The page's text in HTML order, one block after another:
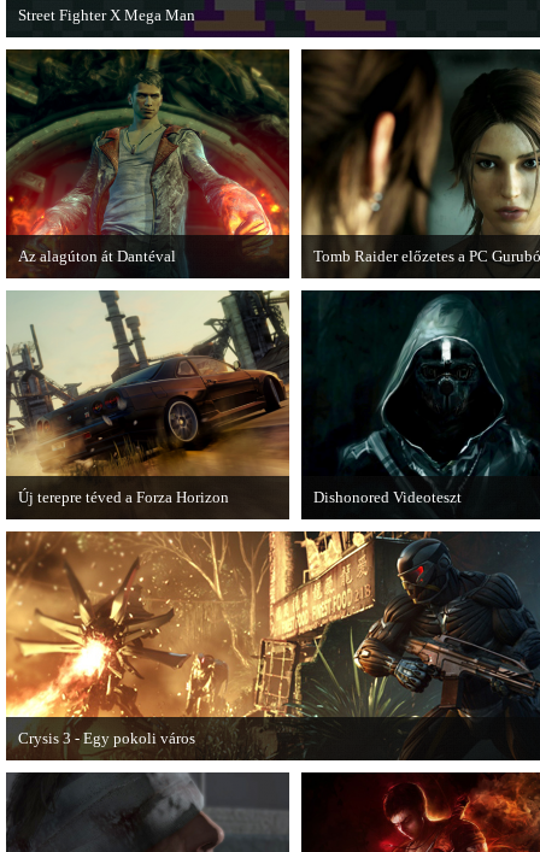
Street Fighter X Mega Man
A Capcom ismert karakterei ismét összecsapnak - ingyenesen letölthető a Street
Fighter X Mega Man.
Az alagúton át Dantéval
A Devil May Cry újragondolás új
játékmenet-videóval jelentkezik.
Tomb Raider előzetes a PC
A PC Guru friss számában több
olvashatunk az új Tomb Raiderről,
mely cikkből most egy részletet
is közzétettek.
Új terepre téved a Forza Horizon
Hamarosan megérkezik a Forza Horizon
első nagyszabású kiegészítője, a Rally
Expansion Pack.
Dishonored Videoteszt
Chris és Wilson bemutatja a 2012-
egyik legnagyobb meglepetését.
Pörögjön a Dishonored videoteszt!
Crysis 3 - Egy pokoli város
A Crysis 3 Hét Csodája videosorozat első része újabb lélegzetelállító
mutat be a játékból.